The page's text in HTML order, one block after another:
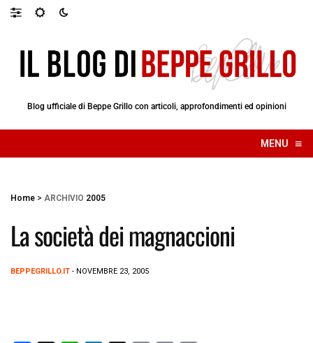
Blog ufficiale di Beppe Grillo con articoli, approfondimenti ed opinioni
MENU ≡
☰
Home > ARCHIVIO 2005
La società dei magnaccioni
BEPPEGRILLO.IT - NOVEMBRE 23, 2005